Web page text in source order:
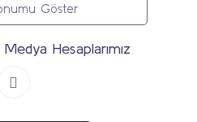
Göster
Hesaplarımız